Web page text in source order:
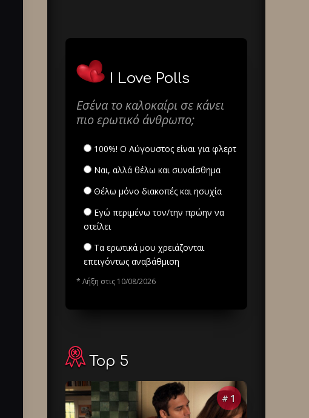
I Love Polls
Εσένα το καλοκαίρι σε κάνει
πιο ερωτικό άνθρωπο;
100%! Ο Αύγουστος είναι για φλερτ
Ναι, αλλά θέλω και συναίσθημα
Θέλω μόνο διακοπές και ησυχία
Εγώ περιμένω τον/την πρώην να
στείλει
Τα ερωτικά μου χρειάζονται
επειγόντως αναβάθμιση
* Λήξη στις 10/08/2026
Top 5
# 1